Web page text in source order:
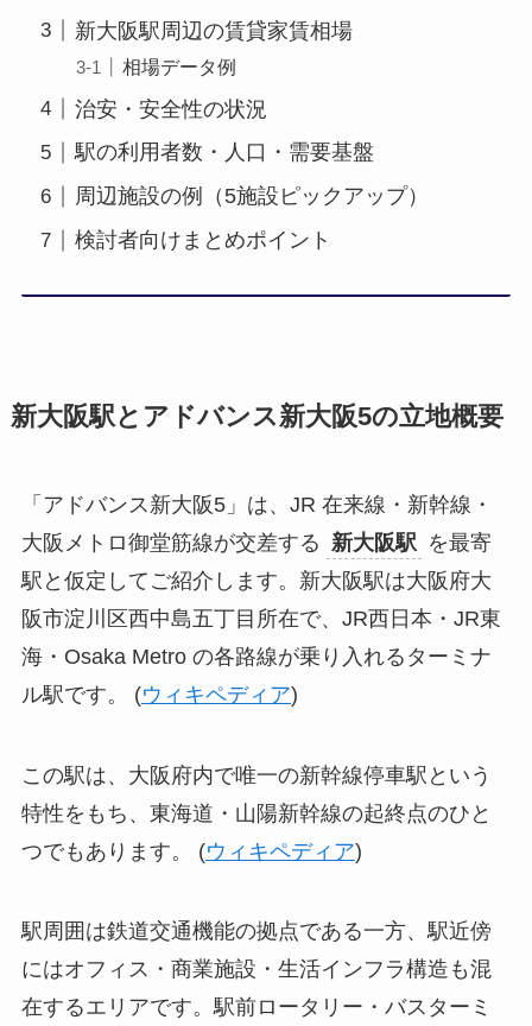
新大阪駅周辺の賃貸家賃相場
相場データ例
治安・安全性の状況
駅の利用者数・人口・需要基盤
周辺施設の例（5施設ピックアップ）
検討者向けまとめポイント
新大阪駅とアドバンス新大阪5の立地概要
「アドバンス新大阪5」は、JR 在来線・新幹線・
大阪メトロ御堂筋線が交差する 新大阪駅 を最寄
駅と仮定してご紹介します。新大阪駅は大阪府大
阪市淀川区西中島五丁目所在で、JR西日本・JR東
海・Osaka Metro の各路線が乗り入れるターミナ
ル駅です。 (ウィキペディア)
この駅は、大阪府内で唯一の新幹線停車駅という
特性をもち、東海道・山陽新幹線の起終点のひと
つでもあります。 (ウィキペディア)
駅周囲は鉄道交通機能の拠点である一方、駅近傍
にはオフィス・商業施設・生活インフラ構造も混
在するエリアです。駅前ロータリー・バスターミ